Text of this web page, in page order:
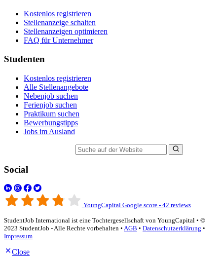
Kostenlos registrieren
Stellenanzeige schalten
Stellenanzeigen optimieren
FAQ für Unternehmer
Studenten
Kostenlos registrieren
Alle Stellenangebote
Nebenjob suchen
Ferienjob suchen
Praktikum suchen
Bewerbungstipps
Jobs im Ausland
Social
YoungCapital Google score - 42 reviews
StudentJob International ist eine Tochtergesellschaft von YoungCapital • ©
2023 StudentJob - Alle Rechte vorbehalten • AGB • Datenschutzerklärung •
Impressum
Close